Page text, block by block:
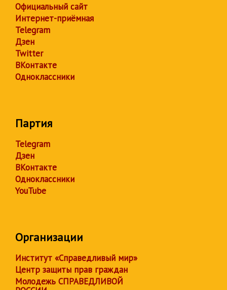
Официальный сайт
Интернет-приёмная
Telegram
Дзен
Twitter
ВКонтакте
Одноклассники
Партия
Telegram
Дзен
ВКонтакте
Одноклассники
YouTube
Организации
Институт «Справедливый мир»
Центр защиты прав граждан
Молодежь СПРАВЕДЛИВОЙ